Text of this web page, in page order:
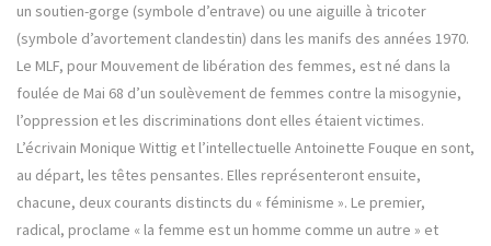
un soutien-gorge (symbole d’entrave) ou une aiguille à tricoter
(symbole d’avortement clandestin) dans les manifs des années 1970.
Le MLF, pour Mouvement de libération des femmes, est né dans la
foulée de Mai 68 d’un soulèvement de femmes contre la misogynie,
l’oppression et les discriminations dont elles étaient victimes.
L’écrivain Monique Wittig et l’intellectuelle Antoinette Fouque en sont,
au départ, les têtes pensantes. Elles représenteront ensuite,
chacune, deux courants distincts du « féminisme ». Le premier,
radical, proclame « la femme est un homme comme un autre » et